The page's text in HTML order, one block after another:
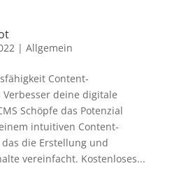
| Allgemein
Content-
Verbesser deine digitale
Schöpfe das Potenzial
intuitiven Content-
die Erstellung und
vereinfacht. Kostenloses...